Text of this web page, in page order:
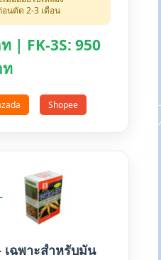
อนตัด 2-3 เดือน
| FK-3S: 950
Shopee
เฉพาะสำหรับมัน